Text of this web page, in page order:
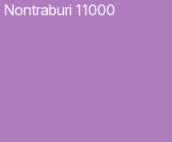
Nontraburi 11000